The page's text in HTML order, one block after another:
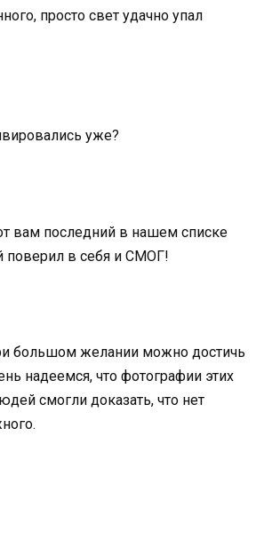
просто свет удачно упал
уже?
вам последний в нашем списке
поверил в себя и СМОГ!
большом желании можно достичь
надеемся, что фотографии этих
смогли доказать, что нет